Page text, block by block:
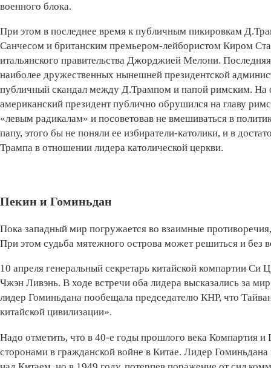
военного блока.
При этом в последнее время к публичным пикировкам
Санчесом и британским премьером-лейбористом Киром
итальянского правительства Джорджией Мелони.
наиболее дружественных нынешней президентской
публичный скандал между Д.Трампом и папой римским. На
американский президент публично обрушился на главу
«левым радикалам» и посоветовав не вмешиваться в
папу, этого бы не поняли ее избиратели-католики, и в
Трампа в отношении лидера католической церкви.
Пекин и Гоминьдан
Пока западный мир погружается во взаимные
При этом судьба мятежного острова может решиться и без
10 апреля генеральный секретарь китайской компартии
Чжэн Ливэнь. В ходе встречи оба лидера высказались за
лидер Гоминьдана пообещала председателю КНР, что
китайской цивилизации».
Надо отметить, что в 40-е годы прошлого века Компартия
сторонами в гражданской войне в Китае. Лидер